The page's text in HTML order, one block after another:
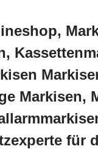
Markisen,
für